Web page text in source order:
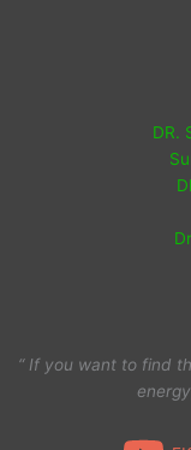
DR.
“ If you want to find